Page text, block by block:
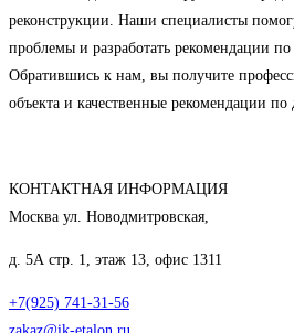
реконструкции. Наши специалисты
проблемы и разработать рекомендации
Обратившись к нам, вы получите
объекта и качественные рекомендации
КОНТАКТНАЯ ИНФОРМАЦИЯ
Москва ул. Новодмитровская,
д. 5А стр. 1, этаж 13, офис 1311
+7(925) 741-31-56